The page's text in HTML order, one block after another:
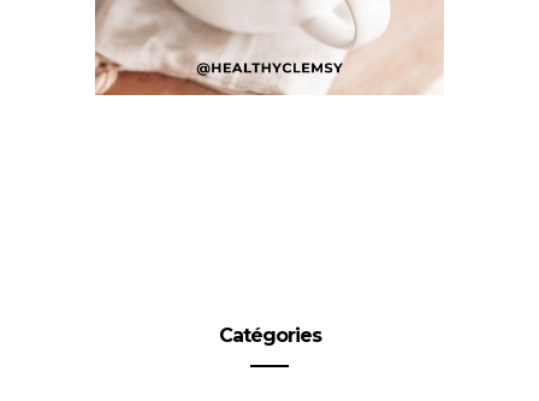
Catégories